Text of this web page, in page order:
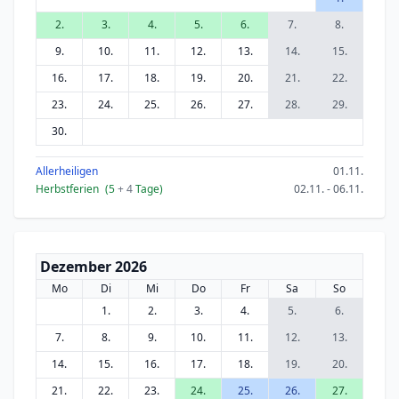
2.
3. 4. 5. 6. 7.
8.
9.
10. 11. 12. 13. 14.
15.
16.
17. 18. 19. 20. 21.
22.
23.
24. 25. 26. 27. 28.
29.
30.
Allerheiligen
01.11.
Herbstferien (5+ 4Tage) 02.11. - 06.11.
Dezember 2026
Mo Di Mi Do Fr Sa
So
1.
2. 3. 4. 5.
6.
7.
8. 9. 10. 11. 12.
13.
14.
15. 16. 17. 18. 19.
20.
21.
22. 23. 24. 25. 26.
27.